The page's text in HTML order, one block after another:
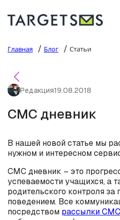
Главная / Блог / Статьи
Редакция19.08.2018
СМС дневник
В нашей новой статье мы
нужном и интересном
СМС дневник – это
успеваемости учащихся, а
родительского контроля
поведением. Все
посредством рассылки